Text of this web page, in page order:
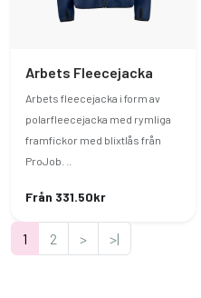
Arbets Fleecejacka
Arbets fleecejacka i form av
polarfleecejacka med rymliga
framfickor med blixtlås från
ProJob. ..
Från 331.50kr
1 2 > >|